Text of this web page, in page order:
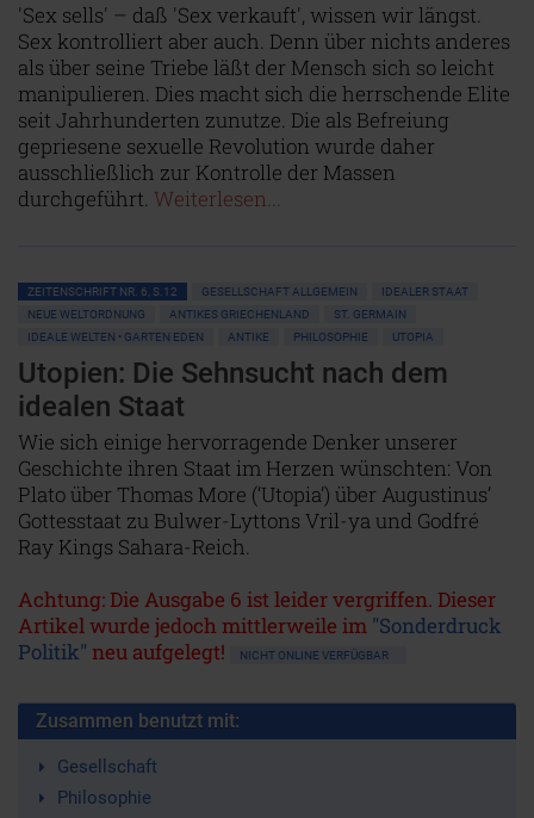
'Sex sells' – daß 'Sex verkauft', wissen wir längst.
Sex kontrolliert aber auch. Denn über nichts anderes
als über seine Triebe läßt der Mensch sich so leicht
manipulieren. Dies macht sich die herrschende Elite
seit Jahrhunderten zunutze. Die als Befreiung
gepriesene sexuelle Revolution wurde daher
ausschließlich zur Kontrolle der Massen
durchgeführt. Weiterlesen...
ZEITENSCHRIFT NR. 6, S.12 GESELLSCHAFT ALLGEMEIN
IDEALER STAAT
NEUE WELTORDNUNG
ANTIKES GRIECHENLAND
ST. GERMAIN
IDEALE WELTEN • GARTEN EDEN
ANTIKE PHILOSOPHIE UTOPIA
Utopien: Die Sehnsucht nach dem
idealen Staat
Wie sich einige hervorragende Denker unserer
Geschichte ihren Staat im Herzen wünschten: Von
Plato über Thomas More (‘Utopia’) über Augustinus’
Gottesstaat zu Bulwer-Lyttons Vril-ya und Godfré
Ray Kings Sahara-Reich.
Achtung: Die Ausgabe 6 ist leider vergriffen. Dieser
Artikel wurde jedoch mittlerweile im "Sonderdruck
Politik" neu aufgelegt! NICHT ONLINE VERFÜGBAR
Zusammen benutzt mit:
Gesellschaft
Philosophie